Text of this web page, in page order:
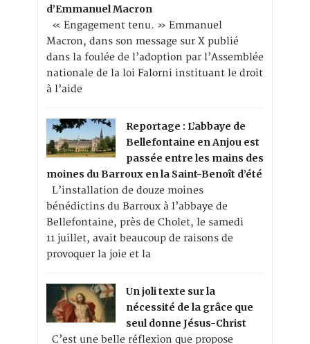
d’Emmanuel Macron
« Engagement tenu. » Emmanuel
Macron, dans son message sur X publié
dans la foulée de l’adoption par l’Assemblée
nationale de la loi Falorni instituant le droit
à l’aide
Reportage : L’abbaye de
Bellefontaine en Anjou est
passée entre les mains des
moines du Barroux en la Saint-Benoît d’été
L’installation de douze moines
bénédictins du Barroux à l’abbaye de
Bellefontaine, près de Cholet, le samedi
11 juillet, avait beaucoup de raisons de
provoquer la joie et la
Un joli texte sur la
nécessité de la grâce que
seul donne Jésus-Christ
C’est une belle réflexion que propose